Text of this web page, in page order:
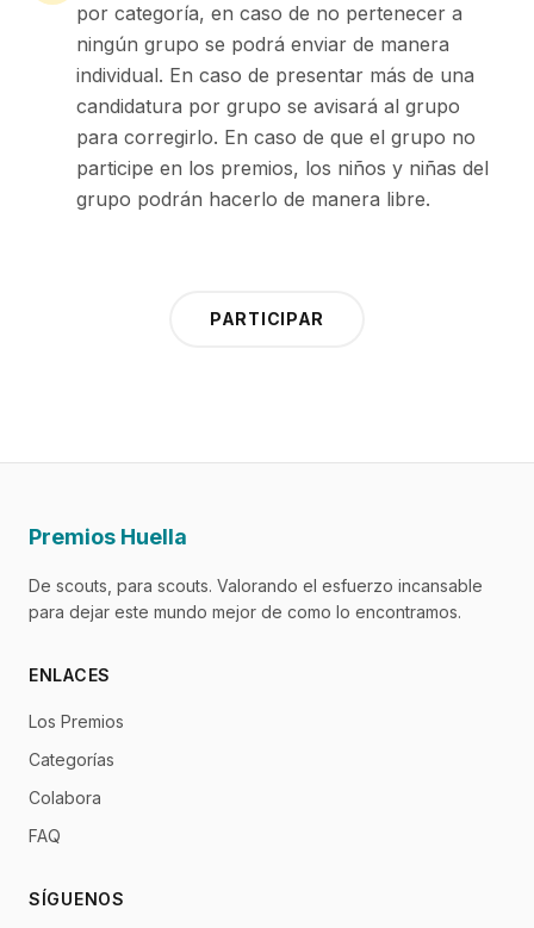
por categoría, en caso de no pertenecer a
ningún grupo se podrá enviar de manera
individual. En caso de presentar más de una
candidatura por grupo se avisará al grupo
para corregirlo. En caso de que el grupo no
participe en los premios, los niños y niñas del
grupo podrán hacerlo de manera libre.
PARTICIPAR
Premios Huella
De scouts, para scouts. Valorando el esfuerzo incansable
para dejar este mundo mejor de como lo encontramos.
ENLACES
Los Premios
Categorías
Colabora
FAQ
SÍGUENOS